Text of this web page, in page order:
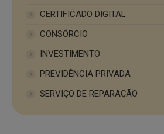
CERTIFICADO DIGITAL
CONSÓRCIO
INVESTIMENTO
PREVIDÊNCIA PRIVADA
SERVIÇO DE REPARAÇÃO